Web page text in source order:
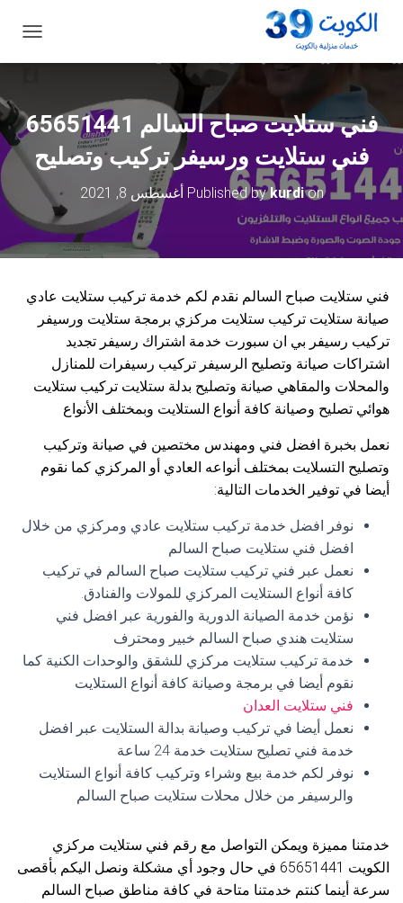
ب
ل
ا
ل
فني ستلايت صباح السالم 65651441
فني ستلايت ورسيفر تركيب وتصليح
Published bykurdion أغسطس 8, 2021
فني ستلايت صباح السالم نقدم لكم خدمة تركيب ستلايت عادي
صيانة ستلايت تركيب ستلايت مركزي برمجة ستلايت ورسيفر
تركيب رسيفر بي ان سبورت خدمة اشتراك رسيفر تجديد
اشتراكات صيانة وتصليح الرسيفر تركيب رسيفرات للمنازل
والمحلات والمقاهي صيانة وتصليح بدلة ستلايت تركيب ستلايت
هوائي تصليح وصيانة كافة أنواع الستلايت وبمختلف الأنواع
نعمل بخبرة افضل فني ومهندس مختصين في صيانة وتركيب
وتصليح التسلايت بمختلف أنواعه العادي أو المركزي كما نقوم
أيضا في توفير الخدمات التالية:
نوفر افضل خدمة تركيب ستلايت عادي ومركزي من خلال
افضل فني ستلايت صباح السالم
نعمل عبر فني تركيب ستلايت صباح السالم في تركيب
كافة أنواع الستلايت المركزي للمولات والفنادق.
نؤمن خدمة الصيانة الدورية والفورية عبر افضل فني
ستلايت هندي صباح السالم خبير ومحترف
خدمة تركيب ستلايت مركزي للشقق والوحدات الكنية كما
نقوم أيضا في برمجة وصيانة كافة أنواع الستلايت
فني ستلايت العدان
نعمل أيضا في تركيب وصيانة بدالة الستلايت عبر افضل
خدمة فني تصليح ستلايت خدمة 24 ساعة
نوفر لكم خدمة بيع وشراء وتركيب كافة أنواع الستلايت
والرسيفر من خلال محلات ستلايت صباح السالم
خدمتنا مميزة ويمكن التواصل مع رقم فني ستلايت مركزي
الكويت 65651441 في حال وجود أي مشكلة ونصل اليكم بأقصى
سرعة أينما كنتم خدمتنا متاحة في كافة مناطق صباح السالم